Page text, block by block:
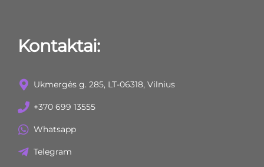
Kontaktai:
Ukmergės g. 285, LT-06318, Vilnius
+370 699 13555
Whatsapp
Telegram